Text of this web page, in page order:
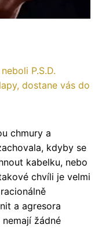
P.S.D.
dostane vás do
chmury a
kdyby se
kabelku, nebo
chvíli je velmi
a agresora
žádné